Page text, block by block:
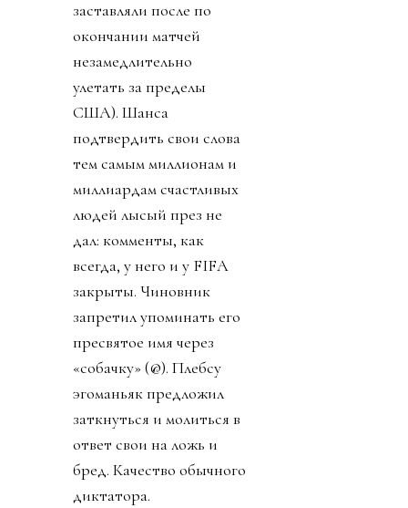
заставляли после по
окончании матчей
незамедлительно
улетать за пределы
США). Шанса
подтвердить свои слова
тем самым миллионам и
миллиардам счастливых
людей лысый през не
дал: комменты, как
всегда, у него и у FIFA
закрыты. Чиновник
запретил упоминать его
пресвятое имя через
«собачку» (@). Плебсу
эгоманьяк предложил
заткнуться и молиться в
ответ свои на ложь и
бред. Качество обычного
диктатора.